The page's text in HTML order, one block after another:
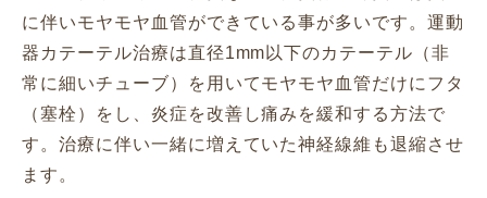
に伴いモヤモヤ血管ができている事が多いです。運動
器カテーテル治療は直径1mm以下のカテーテル（非
常に細いチューブ）を用いてモヤモヤ血管だけにフタ
（塞栓）をし、炎症を改善し痛みを緩和する方法で
す。治療に伴い一緒に増えていた神経線維も退縮させ
ます。